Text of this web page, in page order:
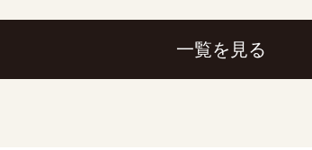
一覧を見る